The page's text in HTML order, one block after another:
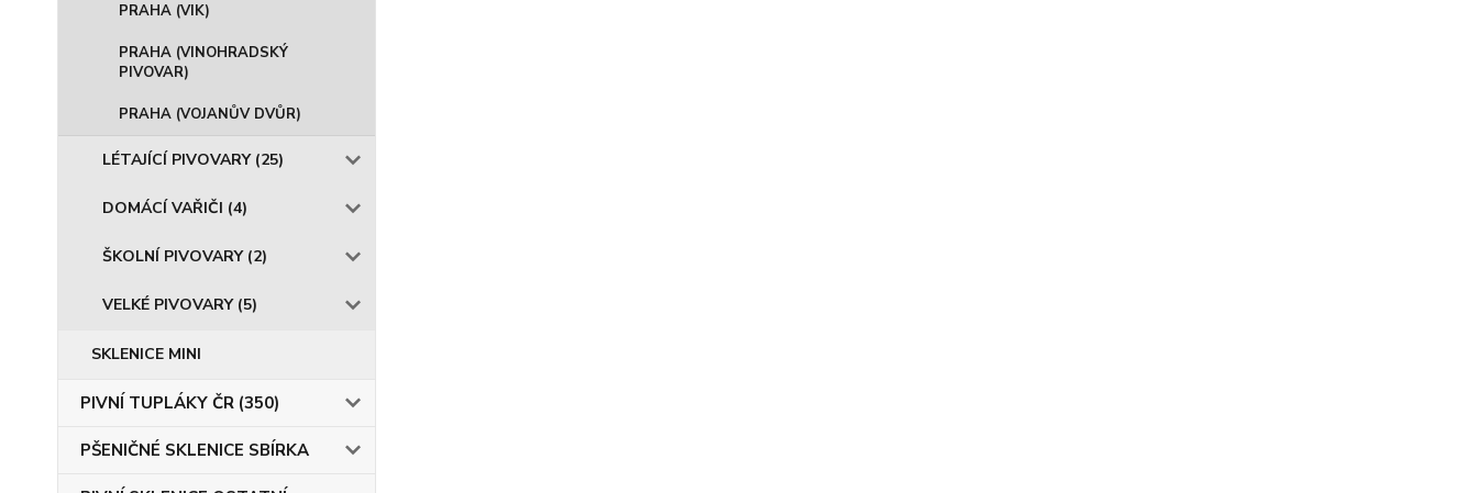
PRAHA (VIK)
PRAHA (VINOHRADSKÝ
PIVOVAR)
PRAHA (VOJANŮV DVŮR)
LÉTAJÍCÍ PIVOVARY (25)
DOMÁCÍ VAŘIČI (4)
ŠKOLNÍ PIVOVARY (2)
VELKÉ PIVOVARY (5)
SKLENICE MINI
PIVNÍ TUPLÁKY ČR (350)
PŠENIČNÉ SKLENICE SBÍRKA